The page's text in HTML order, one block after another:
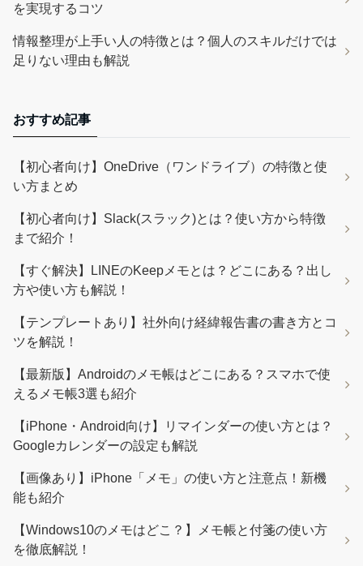
を実現するコツ
情報整理が上手い人の特徴とは？個人のスキルだけでは
足りない理由も解説
おすすめ記事
【初心者向け】OneDrive（ワンドライブ）の特徴と使
い方まとめ
【初心者向け】Slack(スラック)とは？使い方から特徴
まで紹介！
【すぐ解決】LINEのKeepメモとは？どこにある？出し
方や使い方も解説！
【テンプレートあり】社外向け経緯報告書の書き方とコ
ツを解説！
【最新版】Androidのメモ帳はどこにある？スマホで使
えるメモ帳3選も紹介
【iPhone・Android向け】リマインダーの使い方とは？
Googleカレンダーの設定も解説
【画像あり】iPhone「メモ」の使い方と注意点！新機
能も紹介
【Windows10のメモはどこ？】メモ帳と付箋の使い方
を徹底解説！